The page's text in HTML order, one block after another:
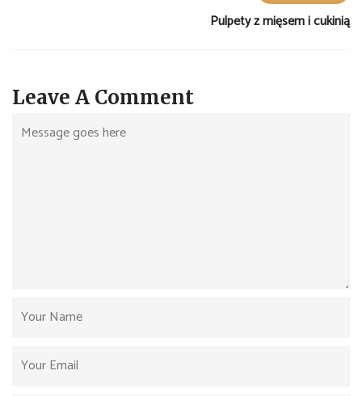
Pulpety z mięsem i cukinią
Leave A Comment